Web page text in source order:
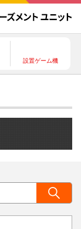
設置ゲーム機